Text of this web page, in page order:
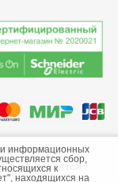
и не является
информационных
сбор,
к
находящихся на